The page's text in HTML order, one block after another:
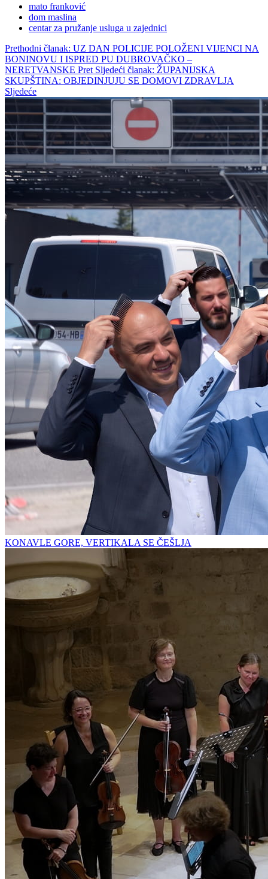
mato franković
dom maslina
centar za pružanje usluga u zajednici
Prethodni članak: UZ DAN POLICIJE POLOŽENI VIJENCI NA
BONINOVU I ISPRED PU DUBROVAČKO –
NERETVANSKE Pret Sljedeći članak: ŽUPANIJSKA
SKUPŠTINA: OBJEDINJUJU SE DOMOVI ZDRAVLJA
Sljedeće
KONAVLE GORE, VERTIKALA SE ČEŠLJA